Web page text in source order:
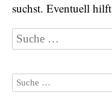
suchst. Eventuell